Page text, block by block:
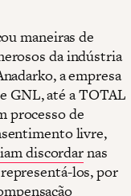
maneiras de
da indústria
a empresa
GNL, até a TOTAL
processo de
livre,
discordarnas
los, por